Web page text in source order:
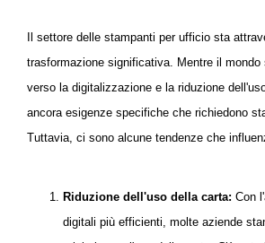
Il settore delle stampanti per ufficio sta
trasformazione significativa. Mentre il
verso la digitalizzazione e la riduzione
ancora esigenze specifiche che richiedono
Tuttavia, ci sono alcune tendenze che
Riduzione dell'uso della carta: Con
digitali più efficienti, molte aziende